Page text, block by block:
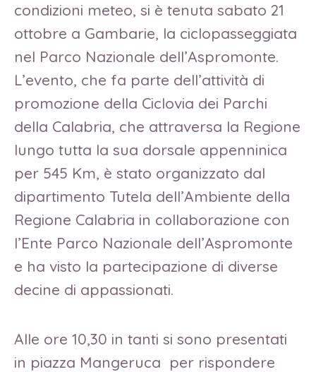
condizioni meteo, si è tenuta sabato 21
ottobre a Gambarie, la ciclopasseggiata
nel Parco Nazionale dell’Aspromonte.
L’evento, che fa parte dell’attività di
promozione della Ciclovia dei Parchi
della Calabria, che attraversa la Regione
lungo tutta la sua dorsale appenninica
per 545 Km, è stato organizzato dal
dipartimento Tutela dell’Ambiente della
Regione Calabria in collaborazione con
l’Ente Parco Nazionale dell’Aspromonte
e ha visto la partecipazione di diverse
decine di appassionati.
Alle ore 10,30 in tanti si sono presentati
in piazza Mangeruca per rispondere